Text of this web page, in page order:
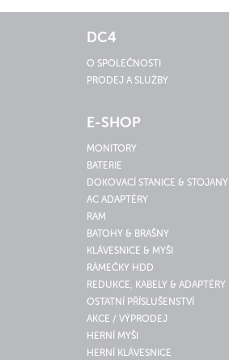
DC4
O SPOLEČNOSTI
PRODEJ A SLUŽBY
E-SHOP
MONITORY
BATERIE
DOKOVACÍ STANICE & STOJANY
AC ADAPTÉRY
RAM
BATOHY & BRAŠNY
KLÁVESNICE & MYŠI
RÁMEČKY HDD
REDUKCE, KABELY & ADAPTÉRY
OSTATNÍ PŘÍSLUŠENSTVÍ
AKCE / VÝPRODEJ
HERNÍ MYŠI
HERNÍ KLÁVESNICE